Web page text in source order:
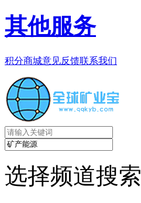
其他服务
积分商城意见反馈联系我们
选择频道搜索